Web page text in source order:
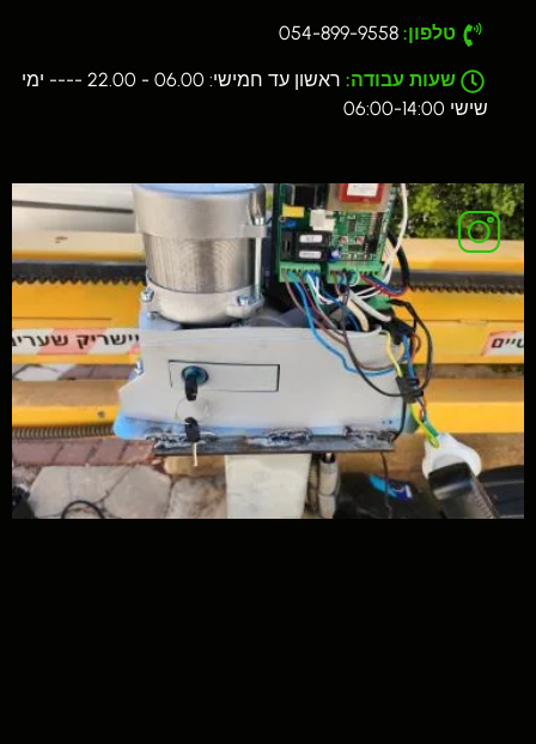
טלפון:
שעות עבודה:
ראשון עד חמישי: 06.00 - 22.00 ---- ימי
שישי 06:00-14:00